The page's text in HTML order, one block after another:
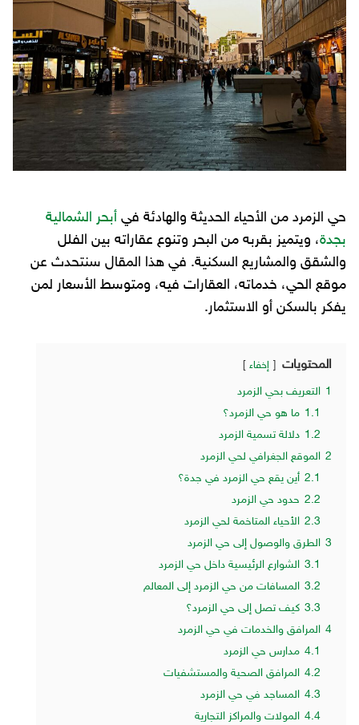
حي الزمرد من الأحياء الحديثة والهادئة في أبحر الشمالية
بجدة، ويتميز بقربه من البحر وتنوع عقاراته بين الفلل
والشقق والمشاريع السكنية. في هذا المقال سنتحدث عن
موقع الحي، خدماته، العقارات فيه، ومتوسط الأسعار لمن
يفكر بالسكن أو الاستثمار.
المحتويات إخفاء
1 التعريف بحي الزمرد
1.1 ما هو حي الزمرد؟
1.2 دلالة تسمية الزمرد
2 الموقع الجغرافي لحي الزمرد
2.1 أين يقع حي الزمرد في جدة؟
2.2 حدود حي الزمرد
2.3 الأحياء المتاخمة لحي الزمرد
3 الطرق والوصول إلى حي الزمرد
3.1 الشوارع الرئيسية داخل حي الزمرد
3.2 المسافات من حي الزمرد إلى المعالم
3.3 كيف تصل إلى حي الزمرد؟
4 المرافق والخدمات في حي الزمرد
4.1 مدارس حي الزمرد
4.2 المرافق الصحية والمستشفيات
4.3 المساجد في حي الزمرد
4.4 المولات والمراكز التجارية